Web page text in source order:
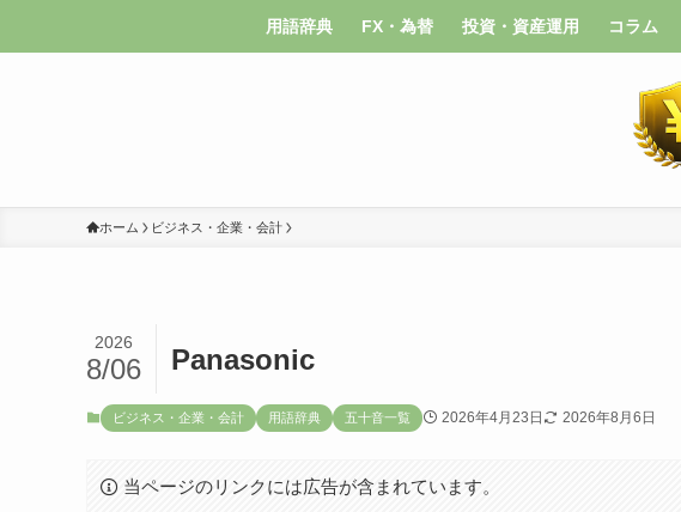
用語辞典 FX・為替 投資・資産運用 コラム
ホーム ビジネス・企業・会計
Panasonic
2026
8/06
ビジネス・企業・会計 用語辞典 五十音一覧 2026年4月23日 2026年8月6日
当ページのリンクには広告が含まれています。